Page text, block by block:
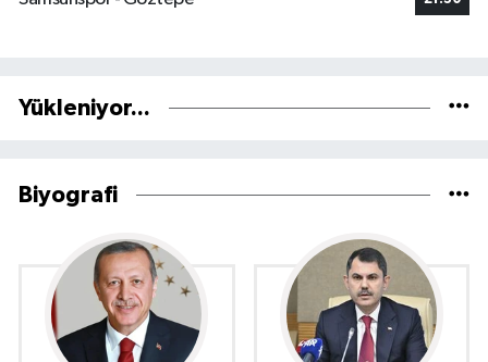
Yükleniyor...
Biyografi